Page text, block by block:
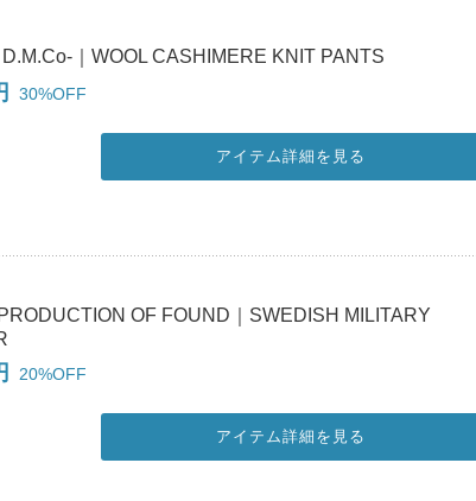
D.M.Co-｜WOOL CASHIMERE KNIT PANTS
30%OFF
アイテム詳細を見る
OF FOUND｜SWEDISH MILITARY
20%OFF
アイテム詳細を見る